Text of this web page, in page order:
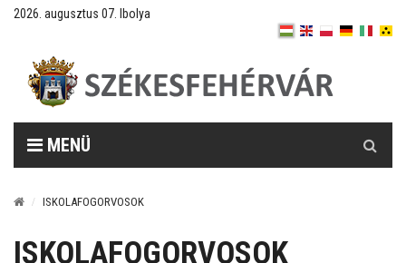
2026. augusztus 07. Ibolya
MENÜ
ISKOLAFOGORVOSOK
ISKOLAFOGORVOSOK